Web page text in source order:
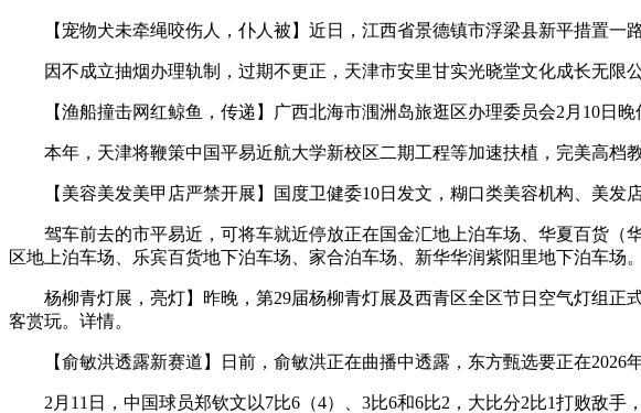
【宠物犬未牵绳咬伤人，仆人被】近日，江西省景德镇市浮梁县新平措置一
因不成立抽烟办理轨制，过期不更正，天津市安里甘实光晓堂文化成长无限公
【渔船撞击网红鲸鱼，传递】广西北海市涠洲岛旅逛区办理委员会2月10日晚
本年，天津将鞭策中国平易近航大学新校区二期工程等加速扶植，完美高档教
【美容美发美甲店严禁开展】国度卫健委10日发文，糊口类美容机构、美发店
驾车前去的市平易近，可将车就近停放正在国金汇地上泊车场、华夏百货（
区地上泊车场、乐宾百货地下泊车场、家合泊车场、新华华润紫阳里地下泊车场。
杨柳青灯展，亮灯】昨晚，第29届杨柳青灯展及西青区全区节日空气灯组正
客赏玩。详情。
【俞敏洪透露新赛道】日前，俞敏洪正在曲播中透露，东方甄选要正在2026年
2月11日，中国球员郑钦文以7比6（4）、3比6和6比2，大比分2比1打败敌手